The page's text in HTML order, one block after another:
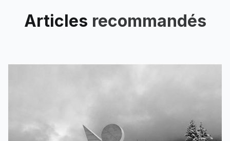
Articles recommandés